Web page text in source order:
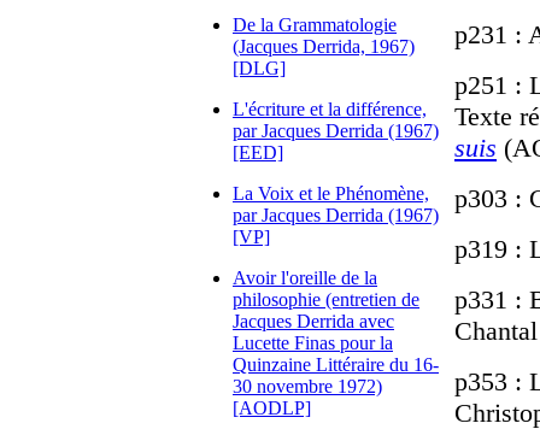
De la Grammatologie
(Jacques Derrida, 1967)
[DLG]
L'écriture et la différence,
par Jacques Derrida (1967)
[EED]
La Voix et le Phénomène,
par Jacques Derrida (1967)
[VP]
Avoir l'oreille de la
philosophie (entretien de
Jacques Derrida avec
Lucette Finas pour la
Quinzaine Littéraire du 16-
30 novembre 1972)
[AODLP]
p231 :
p251 :
Texte
suis
p303 :
p319 :
p331 :
p353 :